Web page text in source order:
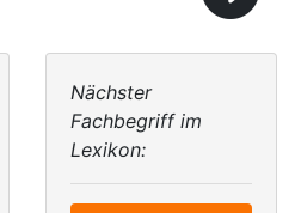
Nächster
Fachbegriff im
Lexikon: